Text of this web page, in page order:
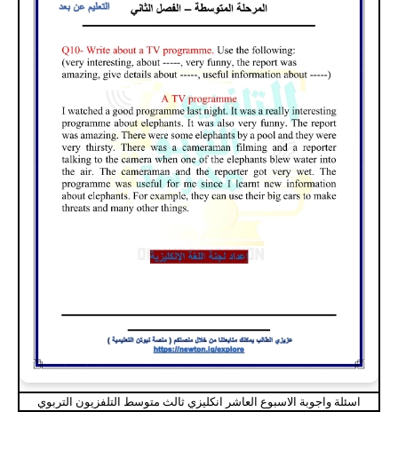
اسئلة واجوبة الاسبوع العاشر انكليزي ثالث متوسط التلفزيون التربوي